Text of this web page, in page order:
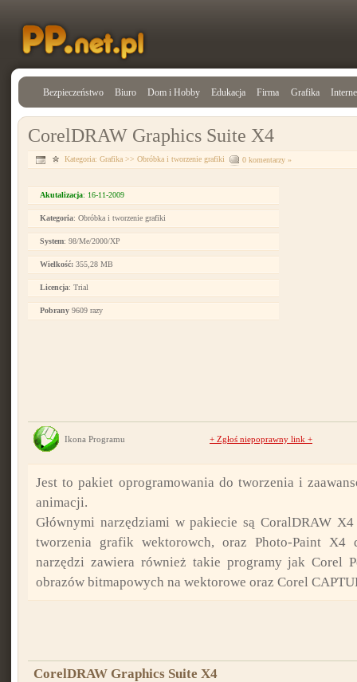
Bezpieczeństwo Biuro Dom i Hobby Edukacja Firma Grafika
CorelDRAW Graphics Suite X4
Kategoria: Grafika >> Obróbka i tworzenie grafiki 0 komentarzy »
Akutalizacja: 16-11-2009
Kategoria: Obróbka i tworzenie grafiki
System: 98/Me/2000/XP
Wielkość: 355,28 MB
Licencja: Trial
Pobrany 9609 razy
Ikona Programu + Zgłoś niepoprawny link +
Jest to pakiet oprogramowania do tworzenia i
animacji.
Głównymi narzędziami w pakiecie są CoralDRAW
tworzenia grafik wektorowch, oraz Photo-Paint X4
narzędzi zawiera również takie programy jak Corel
obrazów bitmapowych na wektorowe oraz Corel
CorelDRAW Graphics Suite X4